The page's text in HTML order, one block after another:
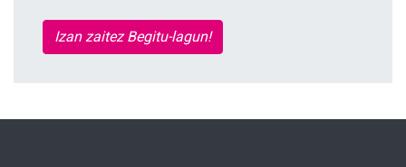
Izan zaitez Begitu-lagun!